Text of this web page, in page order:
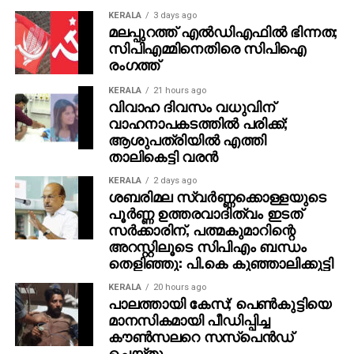
സംശയാസ്പദമായ വിവരണങ്ങള്‍ മനല്‍കി അതിനെ
കൊഴുപ്പിക്കുകയും ചെയ്യുന്നു. മുസ്ലിം സമൂഹത്തെ
എല്ലാ ദൗര്‍ഭാഗ്യത്തിന്റെയും ദുരന്തത്തിന്റെയും
കാരണക്കാരാക്കി ചിത്രീകരിക്കുന്ന ഒരു രാഷ്ട്രീയ-
മാധ്യമ-പ്രചരണ കിംവദന്തിക്കൂട്ടം അതിനായി
എപ്പോഴും പണിയെടുക്കുന്നു.
ഉദാഹരണങ്ങള്‍ അനവധിയാണ്. ഇത്തരം സംഭവങ്ങള്‍
ഒറ്റപ്പെട്ട സംഭവങ്ങളല്ല. ഇവ ഒരു വലിയ പദ്ധതിയുടെ
സ്ഥിരമായി ആവര്‍ത്തിക്കപ്പെടുന്ന രീതിശാസ്ത്രമാണ്. ഒരു
സമൂഹത്തെ രാജ്യത്തിന്റെയും ജനതയുടെയും
ശത്രുവാക്കുന്ന ദാരുണവും എന്നാല്‍
മനശ്ശാസ്ത്രപരവുമായ രാഷ്ട്രീയ പരിശീലനത്തിന്റെ
ഭാഗം കൂടിയാണിത്. ഇരുപത്തിയൊമ്പതു വര്‍ഷം
കുറ്റക്കാരനായി ഒരു നിരപരാധി ജയിലില്‍ കിടന്നാല്‍
അതിന് ഉത്തരവാദി ആരാണ്? മുസ്ലിംകളെ
ഭീകരവാദികളായി ചിത്രീകരിക്കാന്‍ വേണ്ടിയുള്ള
വീഴ്ചകള്‍ ആവര്‍ത്തിക്കുമ്പോള്‍, നിരപരാധികളായ
KERALA 3 days ago
മലപ്പുറത്ത് എല്‍ഡിഎഫില്‍ ഭിന്നത;
സിപിഎമ്മിനെതിരെ സിപിഐ
രംഗത്ത്
KERALA 21 hours ago
വിവാഹ ദിവസം വധുവിന്
വാഹനാപകടത്തില്‍ പരിക്ക്;
ആശുപത്രിയില്‍ എത്തി
താലികെട്ടി വരന്‍
KERALA 2 days ago
ശബരിമല സ്വര്‍ണ്ണക്കൊള്ളയുടെ
പൂര്‍ണ്ണ ഉത്തരവാദിത്വം ഇടത്
സര്‍ക്കാരിന്, പത്മകുമാറിന്റെ
അറസ്റ്റിലൂടെ സിപിഎം ബന്ധം
തെളിഞ്ഞു: പി.കെ കുഞ്ഞാലിക്കുട്ടി
KERALA 20 hours ago
പാലത്തായി കേസ്; പെൺകുട്ടിയെ
മാനസികമായി പീഡിപ്പിച്ച
കൗൺസലറെ സസ്പെൻഡ്